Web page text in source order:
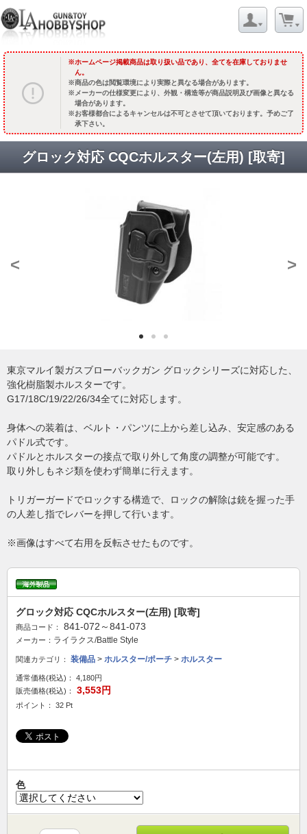
ホームページ掲載商品は取り扱い品であり、全てを在庫しておりませ
ん。
商品の色は閲覧環境により実際と異なる場合があります。
メーカーの仕様変更により、外観・構造等が商品説明及び画像と異なる
場合があります。
お客様都合によるキャンセルは不可とさせて頂いております。予めご了
承下さい。
グロック対応 CQCホルスター(左用) [取寄]
< >
東京マルイ製ガスブローバックガン グロックシリーズに対応した、
強化樹脂製ホルスターです。
G17/18C/19/22/26/34全てに対応します。
身体への装着は、ベルト・パンツに上から差し込み、安定感のある
パドル式です。
パドルとホルスターの接点で取り外して角度の調整が可能です。
取り外しもネジ類を使わず簡単に行えます。
トリガーガードでロックする構造で、ロックの解除は銃を握った手
の人差し指でレバーを押して行います。
※画像はすべて右用を反転させたものです。
グロック対応 CQCホルスター(左用) [取寄]
商品コード： 841-072～841-073
メーカー： ライラクス/Battle Style
関連カテゴリ： 装備品 > ホルスター/ポーチ > ホルスター
通常価格(税込)：
4,180円
販売価格(税込)：
3,553円
ポイント： 32 Pt
色